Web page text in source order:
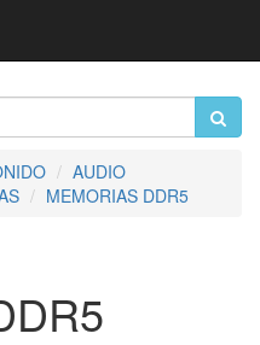
AUDIO
MEMORIAS DDR5